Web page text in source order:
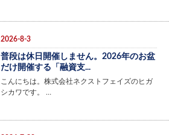
2026-8-3
普段は休日開催しません。2026年のお盆
だけ開催する「融資支...
こんにちは。株式会社ネクストフェイズのヒガ
シカワです。 …